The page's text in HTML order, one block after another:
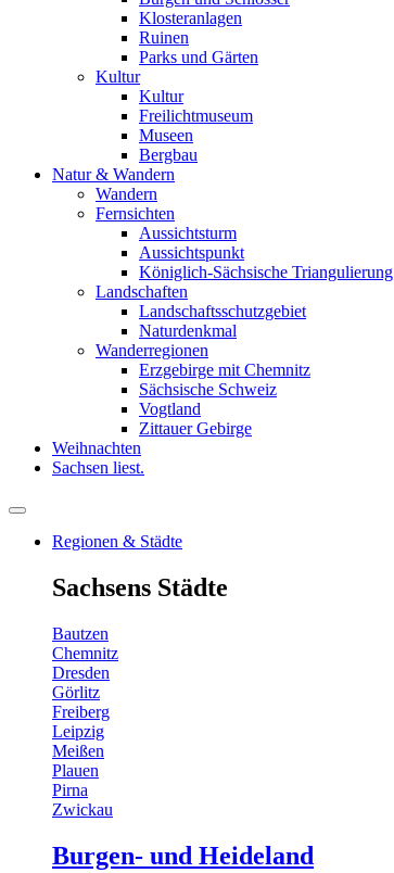
Klosteranlagen
Ruinen
Parks und Gärten
Kultur
Kultur
Freilichtmuseum
Museen
Bergbau
Natur & Wandern
Wandern
Fernsichten
Aussichtsturm
Aussichtspunkt
Königlich-Sächsische Triangulierung
Landschaften
Landschaftsschutzgebiet
Naturdenkmal
Wanderregionen
Erzgebirge mit Chemnitz
Sächsische Schweiz
Vogtland
Zittauer Gebirge
Weihnachten
Sachsen liest.
Regionen & Städte
Sachsens Städte
Bautzen
Chemnitz
Dresden
Görlitz
Freiberg
Leipzig
Meißen
Plauen
Pirna
Zwickau
Burgen- und Heideland